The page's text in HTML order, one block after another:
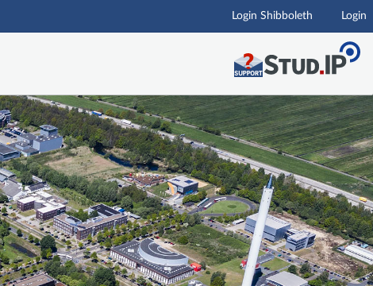
Login Shibboleth Login